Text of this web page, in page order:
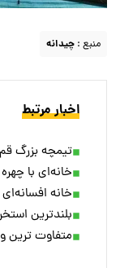
منبع : چیدانه
اخبار مرتبط
تیمچه بزرگ
خانه‌ای با
خانه
بلندترین
متفاوت ترین و